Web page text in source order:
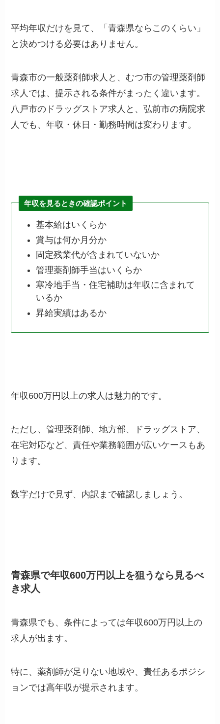
平均年収だけを見て、「青森県ならこのくらい」
と決めつける必要はありません。
青森市の一般薬剤師求人と、むつ市の管理薬剤師
求人では、提示される条件がまったく違います。
八戸市のドラッグストア求人と、弘前市の病院求
人でも、年収・休日・勤務時間は変わります。
年収を見るときの確認ポイント
基本給はいくらか
賞与は何か月分か
固定残業代が含まれていないか
管理薬剤師手当はいくらか
寒冷地手当・住宅補助は年収に含まれて
いるか
昇給実績はあるか
年収600万円以上の求人は魅力的です。
ただし、管理薬剤師、地方部、ドラッグストア、
在宅対応など、責任や業務範囲が広いケースもあ
ります。
数字だけで見ず、内訳まで確認しましょう。
青森県で年収600万円以上を狙うなら見るべ
き求人
青森県でも、条件によっては年収600万円以上の
求人が出ます。
特に、薬剤師が足りない地域や、責任あるポジシ
ョンでは高年収が提示されます。